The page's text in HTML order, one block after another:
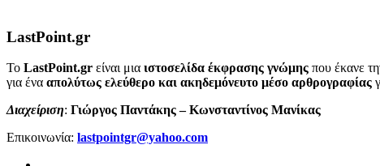
LastPoint.gr
To LastPoint.gr είναι μια ιστοσελίδα έκφρασης γνώμης που έκανε
για ένα απολύτως ελεύθερο και ακηδεμόνευτο μέσο αρθρογραφίας
Διαχείριση: Γιώργος Παντάκης – Κωνσταντίνος Μανίκας
Επικοινωνία: lastpointgr@yahoo.com